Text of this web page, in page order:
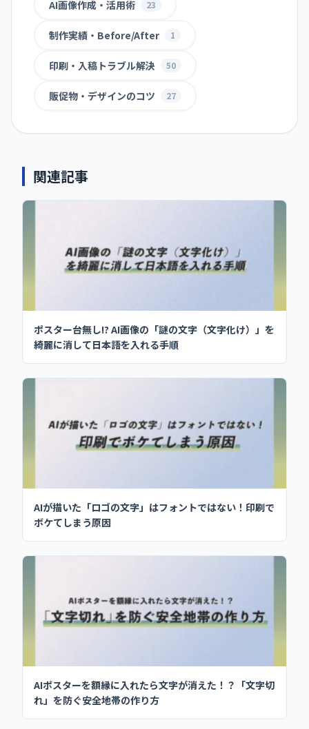
AI画像作成・活用術 23
制作実績・Before/After 1
印刷・入稿トラブル解決 50
販促物・デザインのコツ 27
関連記事
ポスター台無し!? AI画像の「謎の文字（文字化け）」を
綺麗に消して日本語を入れる手順
AIが描いた「ロゴの文字」はフォントではない！印刷で
ボケてしまう原因
AIポスターを額縁に入れたら文字が消えた！？「文字切
れ」を防ぐ安全地帯の作り方